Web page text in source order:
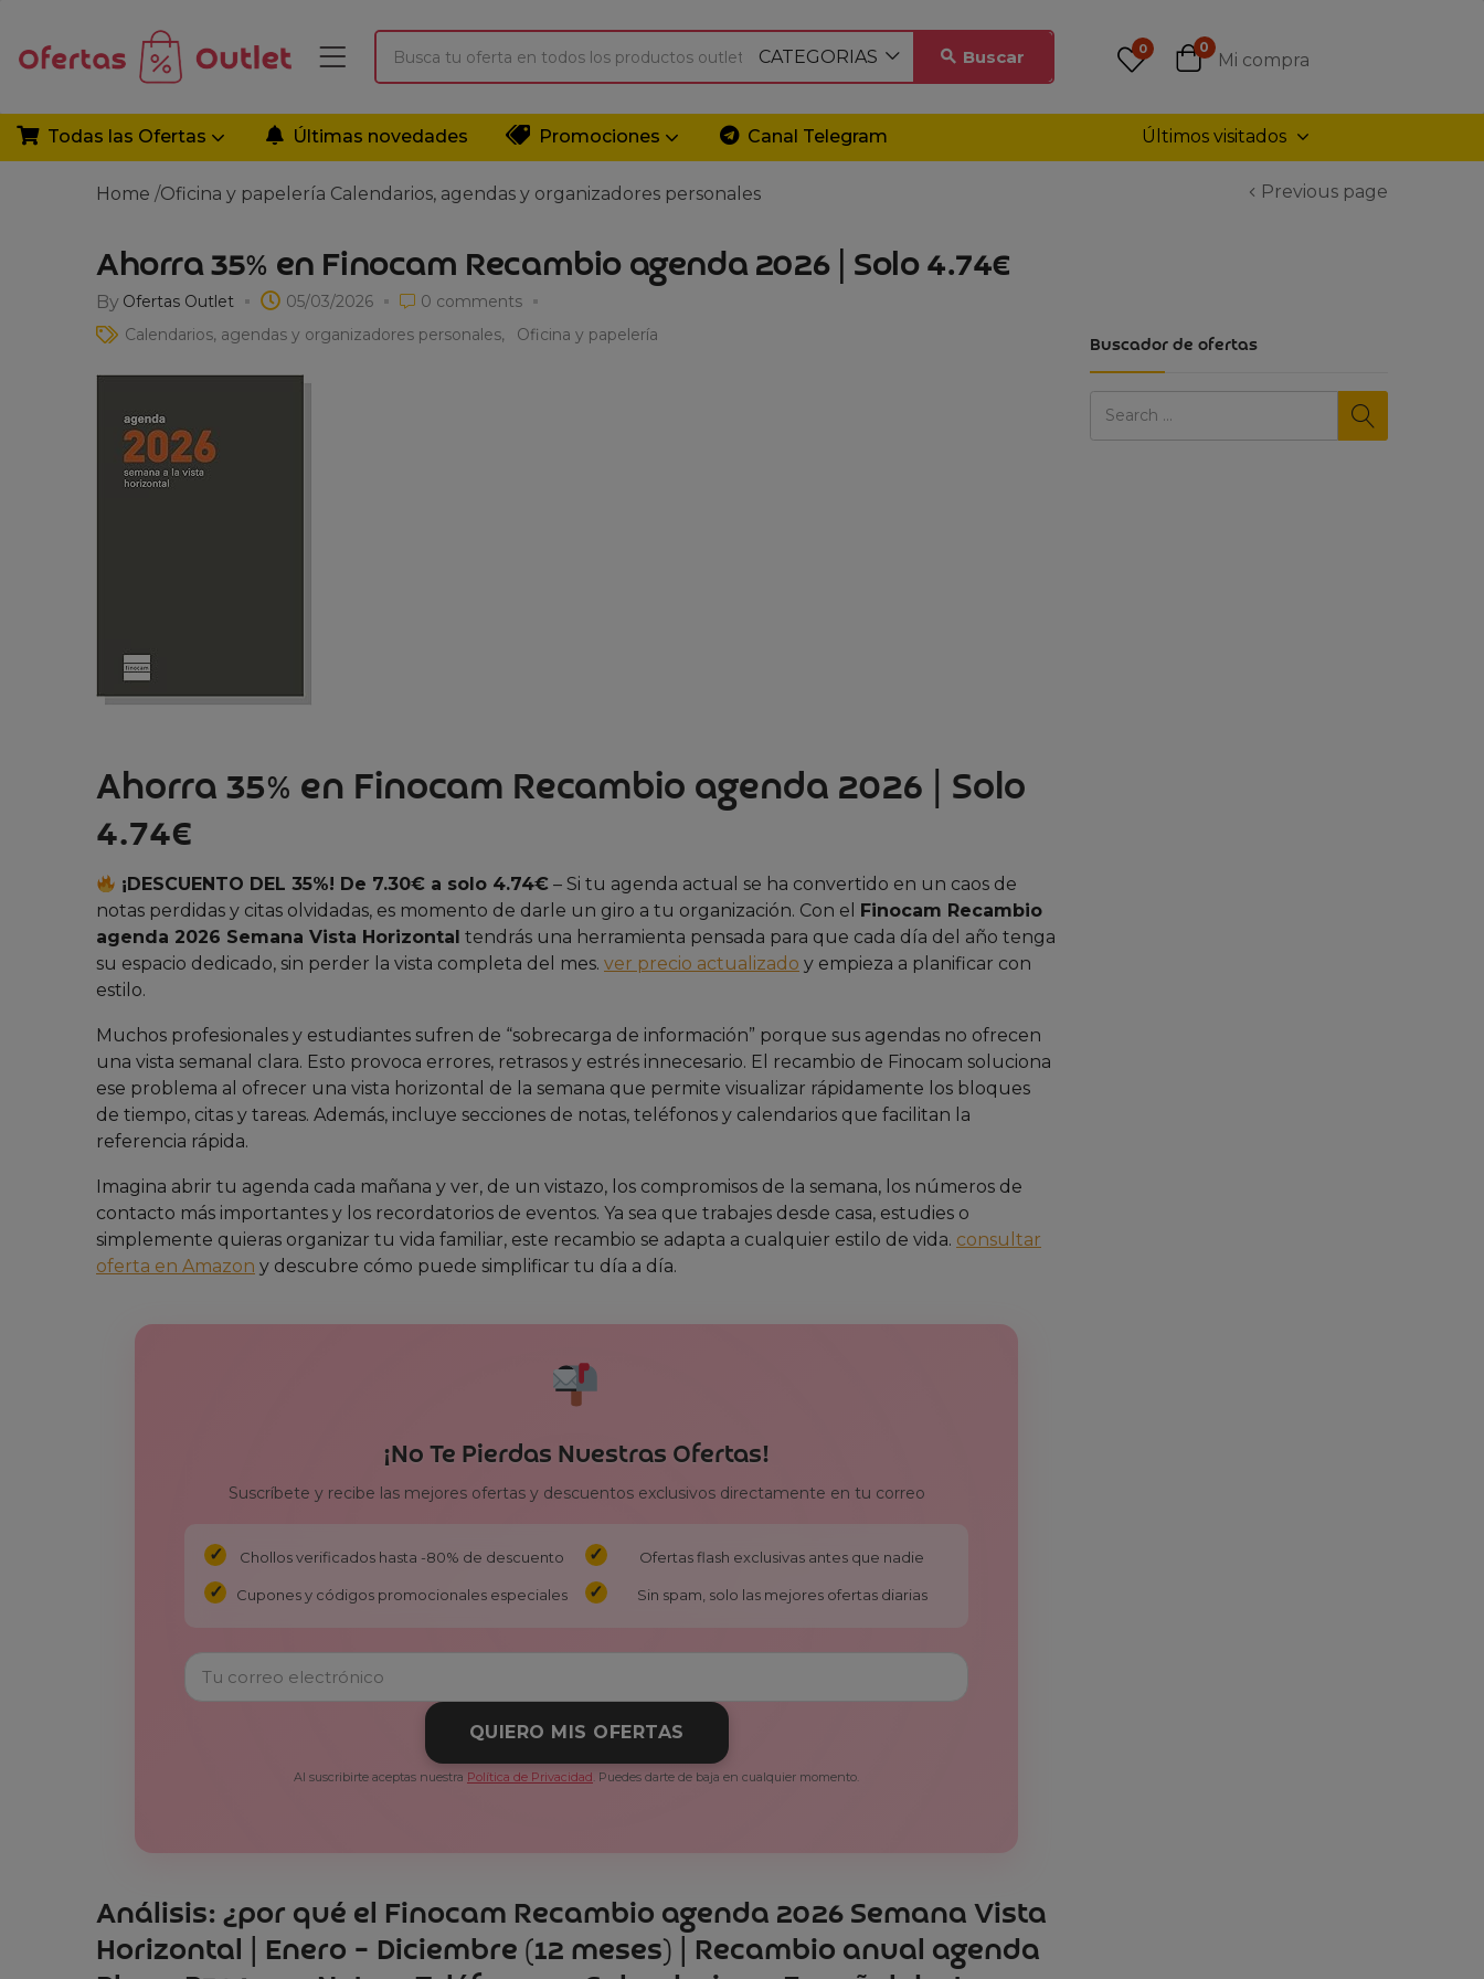
CATEGORIAS Buscar 0 0
Mi compra
Todas las Ofertas Últimas novedades Promociones Canal Telegram Últimos visitados
Home /Oficina y papelería Calendarios, agendas y organizadores personales Previous page
Buscador de ofertas
Ahorra 35% en Finocam Recambio agenda 2026 | Solo 4.74€
By Ofertas Outlet 05/03/2026 0 comments
Calendarios, agendas y organizadores personales
Oficina y papelería
Ahorra 35% en Finocam Recambio agenda 2026 | Solo
4.74€
¡DESCUENTO DEL 35%! De 7.30€ a solo 4.74€ – Si tu agenda actual se ha convertido en un caos de
notas perdidas y citas olvidadas, es momento de darle un giro a tu organización. Con el
Finocam Recambio
agenda 2026 Semana Vista Horizontal tendrás una herramienta pensada para que cada día del año tenga
su espacio dedicado, sin perder la vista completa del mes. ver precio actualizado y empieza a planificar con
estilo.
Muchos profesionales y estudiantes sufren de “sobrecarga de información” porque sus agendas no ofrecen
una vista semanal clara. Esto provoca errores, retrasos y estrés innecesario. El recambio de Finocam soluciona
ese problema al ofrecer una vista horizontal de la semana que permite visualizar rápidamente los bloques
de tiempo, citas y tareas. Además, incluye secciones de notas, teléfonos y calendarios que facilitan la
referencia rápida.
Imagina abrir tu agenda cada mañana y ver, de un vistazo, los compromisos de la semana, los números de
contacto más importantes y los recordatorios de eventos. Ya sea que trabajes desde casa, estudies o
simplemente quieras organizar tu vida familiar, este recambio se adapta a cualquier estilo de vida. consultar
oferta en Amazon y descubre cómo puede simplificar tu día a día.
¡No Te Pierdas Nuestras Ofertas!
Suscríbete y recibe las mejores ofertas y descuentos exclusivos directamente en tu correo
Chollos verificados hasta -80% de descuento Ofertas flash exclusivas antes que nadie
Cupones y códigos promocionales especiales Sin spam, solo las mejores ofertas diarias
QUIERO MIS OFERTAS
Al suscribirte aceptas nuestra Política de Privacidad. Puedes darte de baja en cualquier momento.
Análisis: ¿por qué el Finocam Recambio agenda 2026 Semana Vista
Horizontal | Enero – Diciembre (12 meses) | Recambio anual agenda